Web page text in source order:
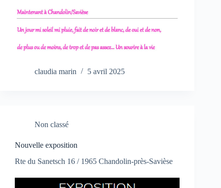
claudia marin 5 avril 2025
Non classé
Nouvelle exposition
Rte du Sanetsch 16 / 1965 Chandolin-près-Savièse